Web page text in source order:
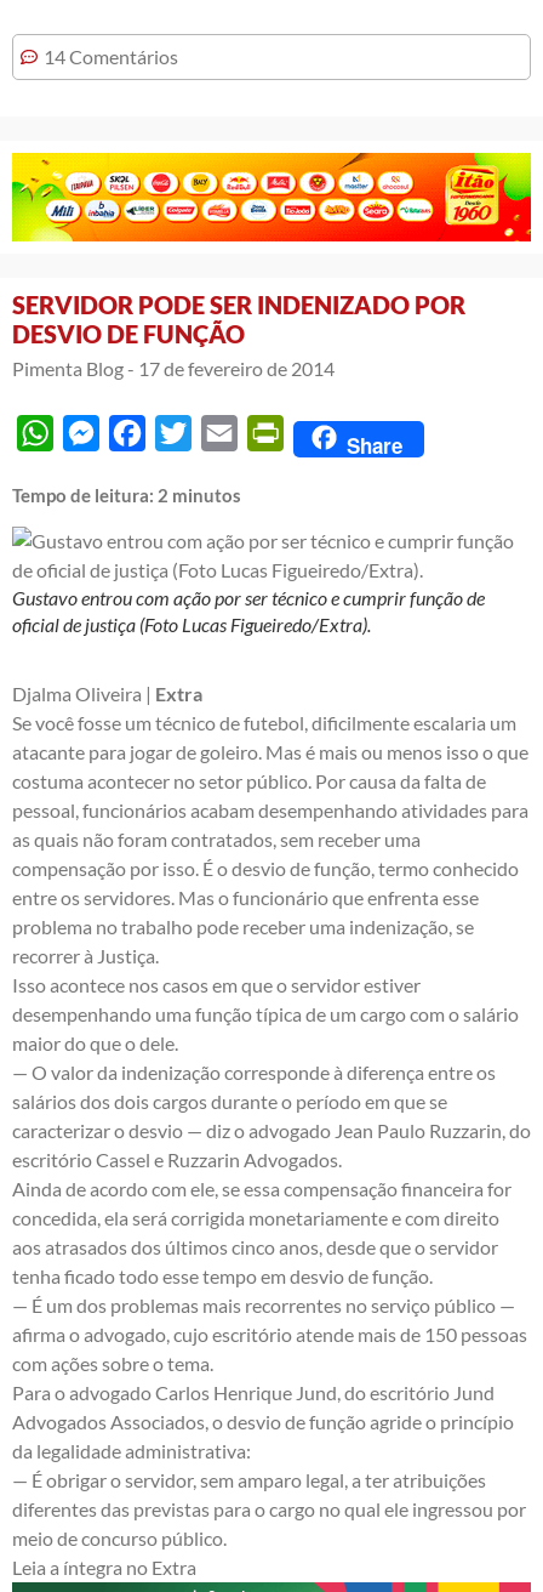
14 Comentários
SERVIDOR PODE SER INDENIZADO POR
DESVIO DE FUNÇÃO
Pimenta Blog - 17 de fevereiro de 2014
WhatsAppMessengerFacebook
Twitter Email PrintFriendly
Share
Tempo de leitura: 2 minutos
Gustavo entrou com ação por ser técnico e cumprir função de
oficial de justiça (Foto Lucas Figueiredo/Extra).
Djalma Oliveira | Extra
Se você fosse um técnico de futebol, dificilmente escalaria um
atacante para jogar de goleiro. Mas é mais ou menos isso o que
costuma acontecer no setor público. Por causa da falta de
pessoal, funcionários acabam desempenhando atividades para
as quais não foram contratados, sem receber uma
compensação por isso. É o desvio de função, termo conhecido
entre os servidores. Mas o funcionário que enfrenta esse
problema no trabalho pode receber uma indenização, se
recorrer à Justiça.
Isso acontece nos casos em que o servidor estiver
desempenhando uma função típica de um cargo com o salário
maior do que o dele.
— O valor da indenização corresponde à diferença entre os
salários dos dois cargos durante o período em que se
caracterizar o desvio — diz o advogado Jean Paulo Ruzzarin, do
escritório Cassel e Ruzzarin Advogados.
Ainda de acordo com ele, se essa compensação financeira for
concedida, ela será corrigida monetariamente e com direito
aos atrasados dos últimos cinco anos, desde que o servidor
tenha ficado todo esse tempo em desvio de função.
— É um dos problemas mais recorrentes no serviço público —
afirma o advogado, cujo escritório atende mais de 150 pessoas
com ações sobre o tema.
Para o advogado Carlos Henrique Jund, do escritório Jund
Advogados Associados, o desvio de função agride o princípio
da legalidade administrativa:
— É obrigar o servidor, sem amparo legal, a ter atribuições
diferentes das previstas para o cargo no qual ele ingressou por
meio de concurso público.
Leia a íntegra no Extra